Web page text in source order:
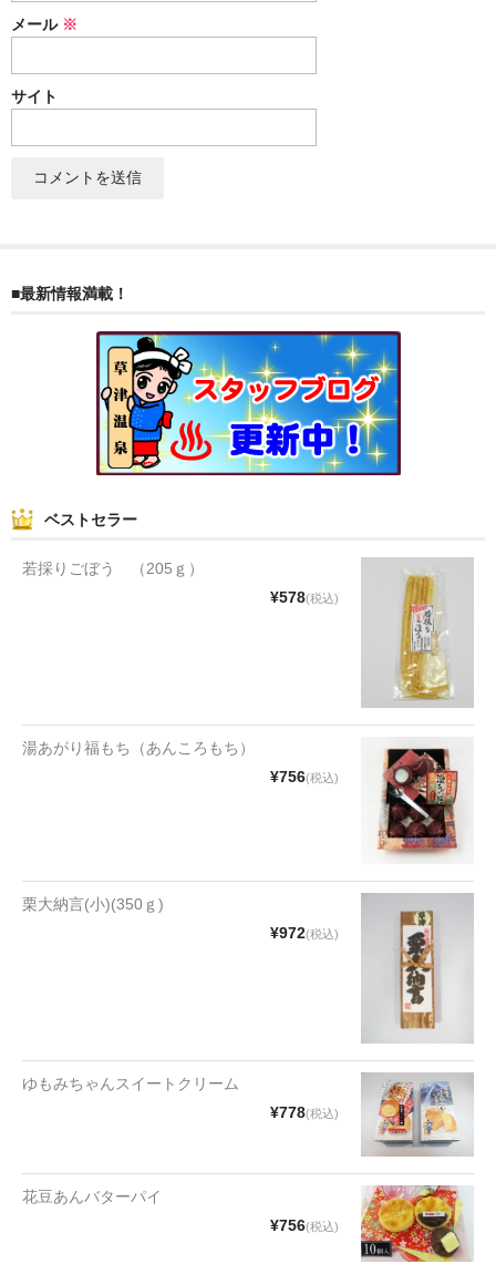
文具
洋菓子
サンド
花豆
漬物・佃煮
もろみ漬け
麺類
メール ※
サイト
■最新情報満載！
ベストセラー
若採りごぼう （205ｇ）
¥578(税込)
湯あがり福もち（あんころもち）
¥756(税込)
栗大納言(小)(350ｇ)
¥972(税込)
ゆもみちゃんスイートクリーム
¥778(税込)
花豆あんバターパイ
¥756(税込)